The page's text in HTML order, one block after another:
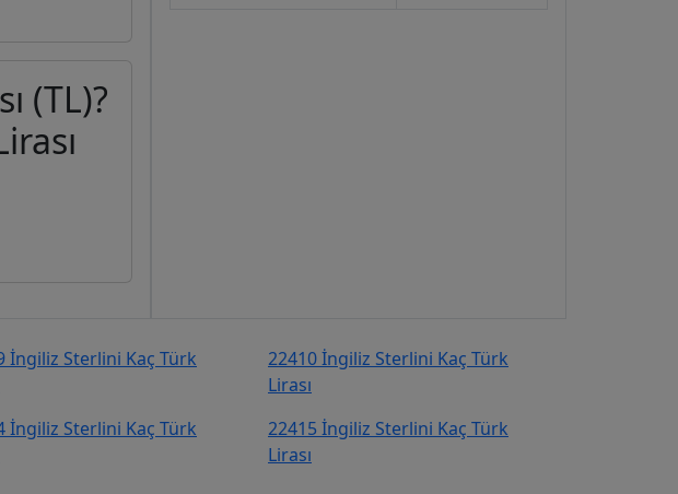
(TL)?
İngiliz Sterlini Kaç Türk
22410 İngiliz Sterlini Kaç Türk
Lirası
İngiliz Sterlini Kaç Türk
22415 İngiliz Sterlini Kaç Türk
Lirası